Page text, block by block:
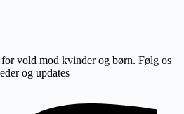
vold mod kvinder og børn. Følg os
og updates